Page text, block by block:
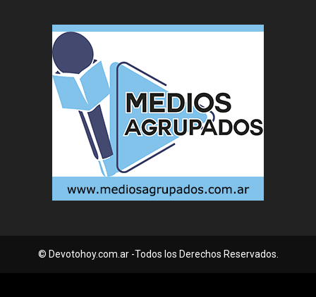
© Devotohoy.com.ar -Todos los Derechos Reservados.